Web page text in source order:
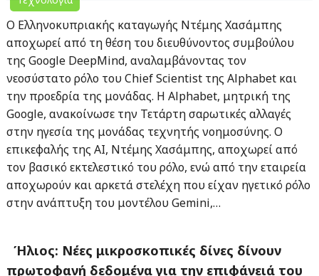
Ο Ελληνοκυπριακής καταγωγής Ντέμης Χασάμπης
αποχωρεί από τη θέση του διευθύνοντος συμβούλου
της Google DeepMind, αναλαμβάνοντας τον
νεοσύστατο ρόλο του Chief Scientist της Alphabet και
την προεδρία της μονάδας. Η Alphabet, μητρική της
Google, ανακοίνωσε την Τετάρτη σαρωτικές αλλαγές
στην ηγεσία της μονάδας τεχνητής νοημοσύνης. Ο
επικεφαλής της AI, Ντέμης Χασάμπης, αποχωρεί από
τον βασικό εκτελεστικό του ρόλο, ενώ από την εταιρεία
αποχωρούν και αρκετά στελέχη που είχαν ηγετικό ρόλο
στην ανάπτυξη του μοντέλου Gemini,…
Ήλιος: Νέες μικροσκοπικές δίνες δίνουν
πρωτοφανή δεδομένα για την επιφάνειά του